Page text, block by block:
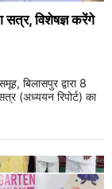
सत्र, विशेषज्ञ करेंगे
बिलासपुर द्वारा 8
(अध्ययन रिपोर्ट) का